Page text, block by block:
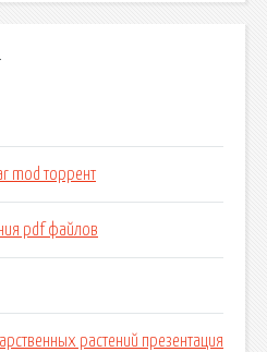
mod торрент
pdf файлов
растений презентация